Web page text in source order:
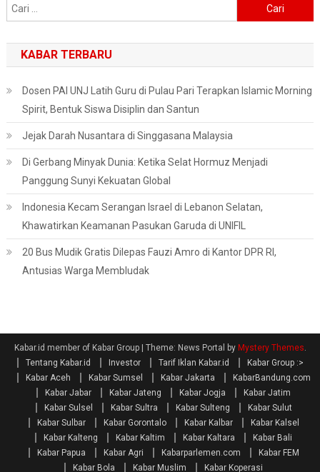
untuk:
KABAR TERBARU
Dosen PAI UNJ Latih Guru di Pulau Pari Terapkan Islamic Morning
Spirit, Bentuk Siswa Disiplin dan Santun
Jejak Darah Nusantara di Singgasana Malaysia
Di Gerbang Minyak Dunia: Ketika Selat Hormuz Menjadi
Panggung Sunyi Kekuatan Global
Indonesia Kecam Serangan Israel di Lebanon Selatan,
Khawatirkan Keamanan Pasukan Garuda di UNIFIL
20 Bus Mudik Gratis Dilepas Fauzi Amro di Kantor DPR RI,
Antusias Warga Membludak
Kabar.id member of Kabar Group Theme: News Portal by Mystery Themes.
Tentang Kabar.id
Investor Tarif Iklan Kabar.id
Kabar Group :>
Kabar Aceh
Kabar Sumsel Kabar Jakarta
KabarBandung.com
Kabar Jabar
Kabar Jateng Kabar Jogja
Kabar Jatim
Kabar Sulsel
Kabar Sultra Kabar Sulteng
Kabar Sulut
Kabar Sulbar
Kabar Gorontalo Kabar Kalbar
Kabar Kalsel
Kabar Kalteng
Kabar Kaltim Kabar Kaltara
Kabar Bali
Kabar Papua
Kabar Agri Kabarparlemen.com
Kabar FEM
Kabar Bola
Kabar Muslim Kabar Koperasi